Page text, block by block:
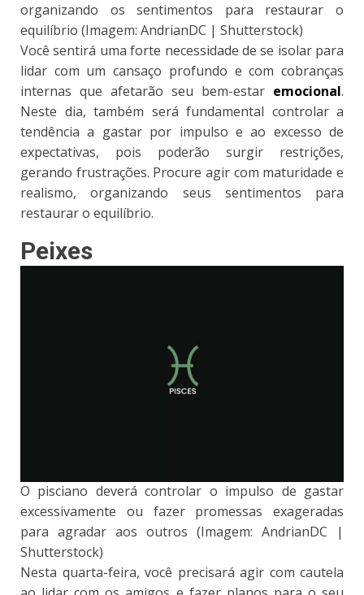
organizando os sentimentos para restaurar o
equilíbrio (Imagem: AndrianDC | Shutterstock)
Você sentirá uma forte necessidade de se isolar para
lidar com um cansaço profundo e com cobranças
internas que afetarão seu bem-estar emocional.
Neste dia, também será fundamental controlar a
tendência a gastar por impulso e ao excesso de
expectativas, pois poderão surgir restrições,
gerando frustrações. Procure agir com maturidade e
realismo, organizando seus sentimentos para
restaurar o equilíbrio.
Peixes
O pisciano deverá controlar o impulso de gastar
excessivamente ou fazer promessas exageradas
para agradar aos outros (Imagem: AndrianDC |
Shutterstock)
Nesta quarta-feira, você precisará agir com cautela